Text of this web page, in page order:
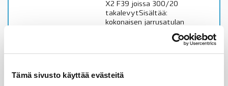
Tämä sivusto käyttää evästeitä
X2 F39 joissa 300/20
takalevytSisältää:
kokonaisen jarrusatulan
sopivuus lisätiedoista